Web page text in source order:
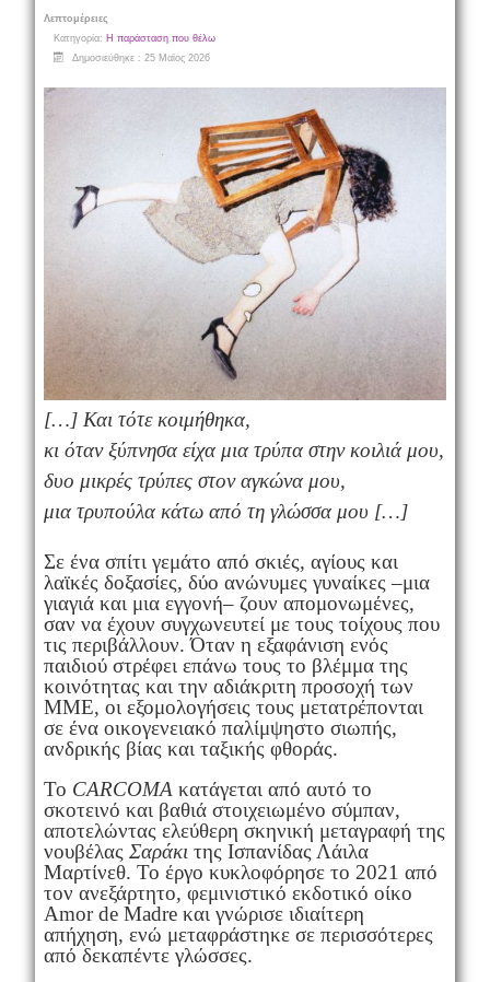
Λεπτομέρειες
Κατηγορία: Η παράσταση που θέλω
Δημοσιεύθηκε : 25 Μαϊος 2026
[…] Και τότε κοιμήθηκα,
κι όταν ξύπνησα είχα μια τρύπα στην κοιλιά μου,
δυο μικρές τρύπες στον αγκώνα μου,
μια τρυπούλα κάτω από τη γλώσσα μου […]
Σε ένα σπίτι γεμάτο από σκιές, αγίους και
λαϊκές δοξασίες, δύο ανώνυμες γυναίκες –μια
γιαγιά και μια εγγονή– ζουν απομονωμένες,
σαν να έχουν συγχωνευτεί με τους τοίχους που
τις περιβάλλουν. Όταν η εξαφάνιση ενός
παιδιού στρέφει επάνω τους το βλέμμα της
κοινότητας και την αδιάκριτη προσοχή των
ΜΜΕ, οι εξομολογήσεις τους μετατρέπονται
σε ένα οικογενειακό παλίμψηστο σιωπής,
ανδρικής βίας και ταξικής φθοράς.
Το CARCOMA κατάγεται από αυτό το
σκοτεινό και βαθιά στοιχειωμένο σύμπαν,
αποτελώντας ελεύθερη σκηνική μεταγραφή της
νουβέλας Σαράκι της Ισπανίδας Λάιλα
Μαρτίνεθ. Το έργο κυκλοφόρησε το 2021 από
τον ανεξάρτητο, φεμινιστικό εκδοτικό οίκο
Amor de Madre και γνώρισε ιδιαίτερη
απήχηση, ενώ μεταφράστηκε σε περισσότερες
από δεκαπέντε γλώσσες.